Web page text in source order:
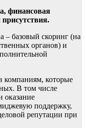
финансовая
присутствия.
– базовый скоринг (на
органов) и
компаниям, которые
В том числе
оказание
поддержку,
репутации при